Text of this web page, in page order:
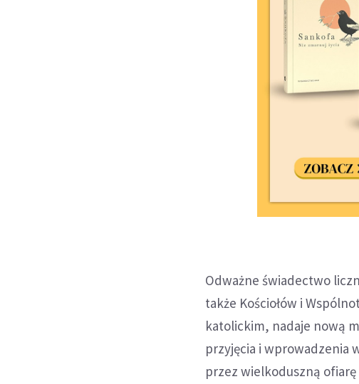
Odważne świadectwo
także Kościołów i
katolickim, nadaje nową
przyjęcia i wprowadzenia
przez wielkoduszną ofiarę